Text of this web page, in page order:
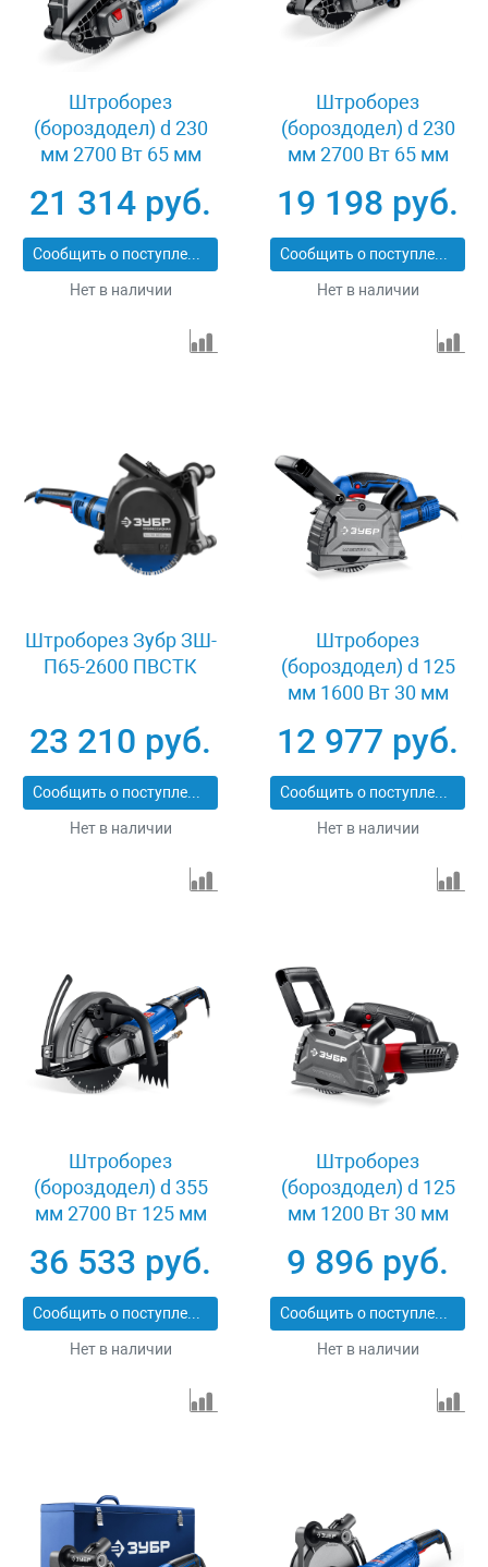
Штроборез
(бороздодел) d 230
мм 2700 Вт 65 мм
П65-2700 ПСТК
21 314 руб.
Сообщить о поступлении
Нет в наличии
Штроборез
(бороздодел) d 230
мм 2700 Вт 65 мм
ПСТ
19 198 руб.
Сообщить о поступлении
Нет в наличии
Штроборез Зубр ЗШ-
П65-2600 ПВСТК
23 210 руб.
Сообщить о поступлении
Нет в наличии
Штроборез
(бороздодел) d 125
мм 1600 Вт 30 мм
ПСТ
12 977 руб.
Сообщить о поступлении
Нет в наличии
Штроборез
(бороздодел) d 355
мм 2700 Вт 125 мм
ПСТ
36 533 руб.
Сообщить о поступлении
Нет в наличии
Штроборез
(бороздодел) d 125
мм 1200 Вт 30 мм
9 896 руб.
Сообщить о поступлении
Нет в наличии